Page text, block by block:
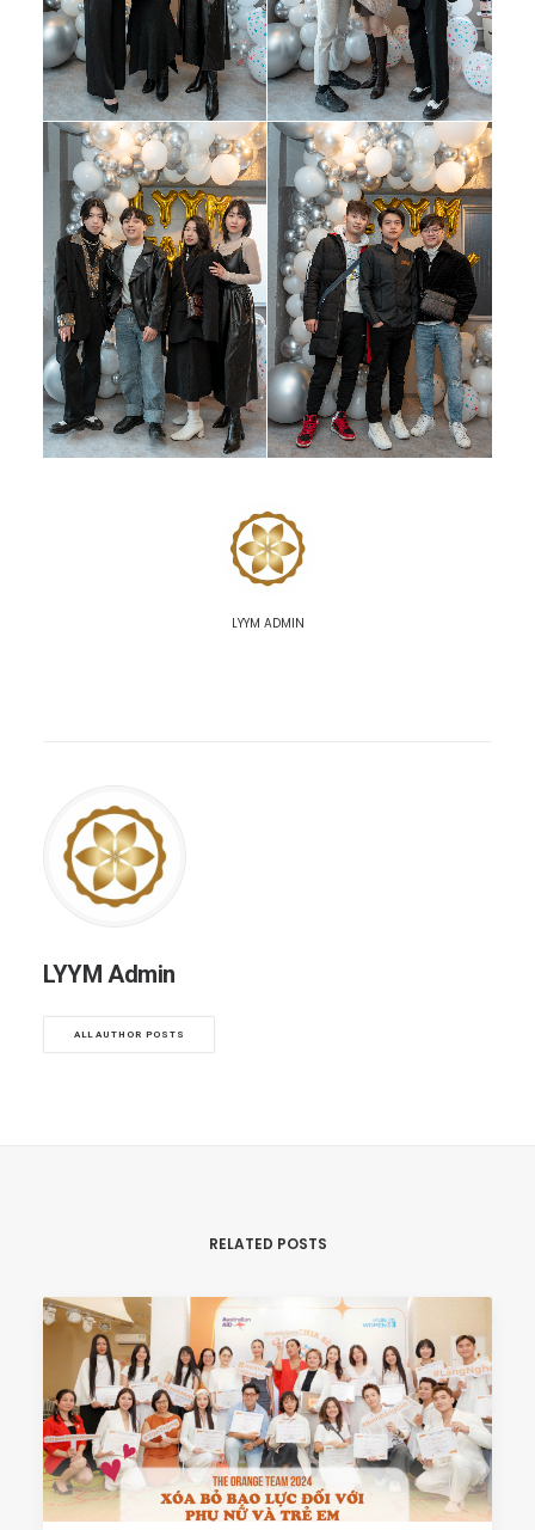
LYYM ADMIN
LYYM Admin
ALL AUTHOR POSTS
RELATED POSTS